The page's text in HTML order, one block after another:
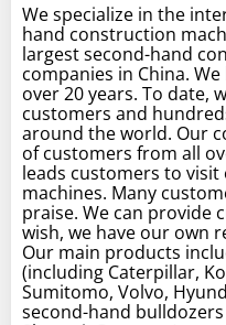
We specialize in the
hand construction
largest second-hand
companies in China.
over 20 years. To date,
customers and
around the world. Our
of customers from all
leads customers to
machines. Many
praise. We can provide
wish, we have our own
Our main products
(including Caterpillar,
Sumitomo, Volvo,
second-hand